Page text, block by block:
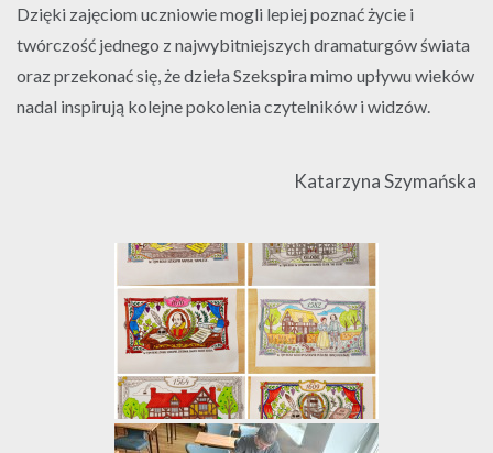
Dzięki zajęciom uczniowie mogli lepiej poznać życie i
twórczość jednego z najwybitniejszych dramaturgów świata
oraz przekonać się, że dzieła Szekspira mimo upływu wieków
nadal inspirują kolejne pokolenia czytelników i widzów.
Katarzyna Szymańska